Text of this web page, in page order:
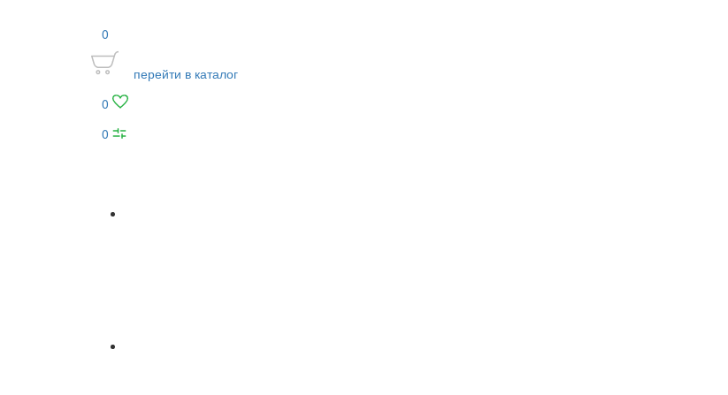
0
перейти в каталог
0
0